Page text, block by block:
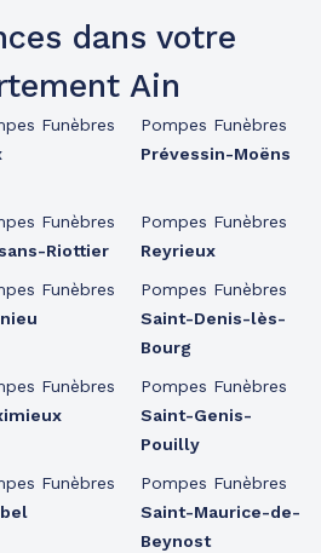
dans votre
Ain
Funèbres
Funèbres
Riottier
Funèbres
Funèbres
Funèbres
Pompes Funèbres
Prévessin-Moëns
Pompes Funèbres
Reyrieux
Pompes Funèbres
Saint-Denis-lès-
Bourg
Pompes Funèbres
Saint-Genis-
Pouilly
Pompes Funèbres
Saint-Maurice-de-
Beynost